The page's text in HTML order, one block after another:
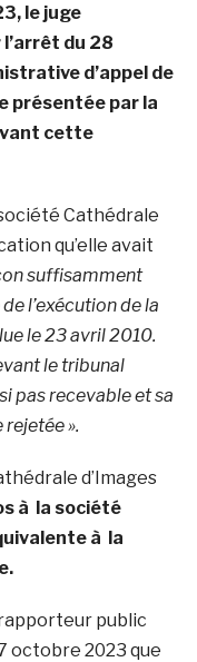
le juge
du 28
d’appel de
présentée par la
cette
Cathédrale
qu’elle avait
suffisamment
l’exécution de la
le 23 avril 2010.
le tribunal
pas recevable et sa
».
d’Images
à la société
à la
public
octobre 2023 que